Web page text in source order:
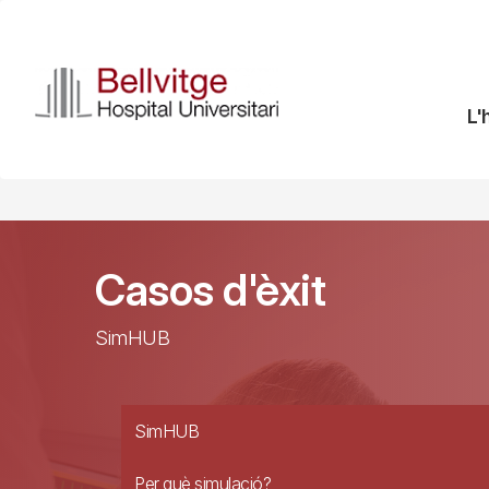
contingut
Casos d'èxit
SimHUB
SimHUB
Per què simulació?